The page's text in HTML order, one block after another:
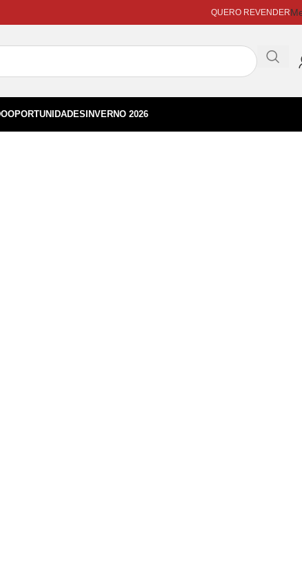
QUERO REVENDER
OPORTUNIDADES INVERNO 2026